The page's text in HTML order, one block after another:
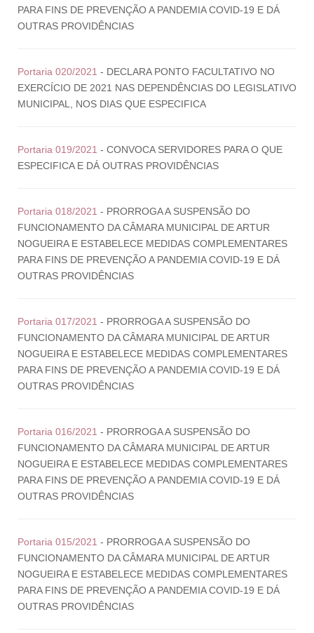
PARA FINS DE PREVENÇÃO A PANDEMIA COVID-19 E DÁ
OUTRAS PROVIDÊNCIAS
Portaria 020/2021 - DECLARA PONTO FACULTATIVO NO
EXERCÍCIO DE 2021 NAS DEPENDÊNCIAS DO LEGISLATIVO
MUNICIPAL, NOS DIAS QUE ESPECIFICA
Portaria 019/2021 - CONVOCA SERVIDORES PARA O QUE
ESPECIFICA E DÁ OUTRAS PROVIDÊNCIAS
Portaria 018/2021 - PRORROGA A SUSPENSÃO DO
FUNCIONAMENTO DA CÂMARA MUNICIPAL DE ARTUR
NOGUEIRA E ESTABELECE MEDIDAS COMPLEMENTARES
PARA FINS DE PREVENÇÃO A PANDEMIA COVID-19 E DÁ
OUTRAS PROVIDÊNCIAS
Portaria 017/2021 - PRORROGA A SUSPENSÃO DO
FUNCIONAMENTO DA CÂMARA MUNICIPAL DE ARTUR
NOGUEIRA E ESTABELECE MEDIDAS COMPLEMENTARES
PARA FINS DE PREVENÇÃO A PANDEMIA COVID-19 E DÁ
OUTRAS PROVIDÊNCIAS
Portaria 016/2021 - PRORROGA A SUSPENSÃO DO
FUNCIONAMENTO DA CÂMARA MUNICIPAL DE ARTUR
NOGUEIRA E ESTABELECE MEDIDAS COMPLEMENTARES
PARA FINS DE PREVENÇÃO A PANDEMIA COVID-19 E DÁ
OUTRAS PROVIDÊNCIAS
Portaria 015/2021 - PRORROGA A SUSPENSÃO DO
FUNCIONAMENTO DA CÂMARA MUNICIPAL DE ARTUR
NOGUEIRA E ESTABELECE MEDIDAS COMPLEMENTARES
PARA FINS DE PREVENÇÃO A PANDEMIA COVID-19 E DÁ
OUTRAS PROVIDÊNCIAS